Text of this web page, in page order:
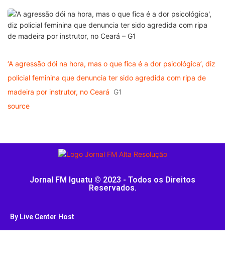
‘A agressão dói na hora, mas o que fica é a dor psicológica’, diz
policial feminina que denuncia ter sido agredida com ripa de
madeira por instrutor, no Ceará G1
source
Jornal FM Iguatu © 2023 - Todos os Direitos
Reservados.
By Live Center Host